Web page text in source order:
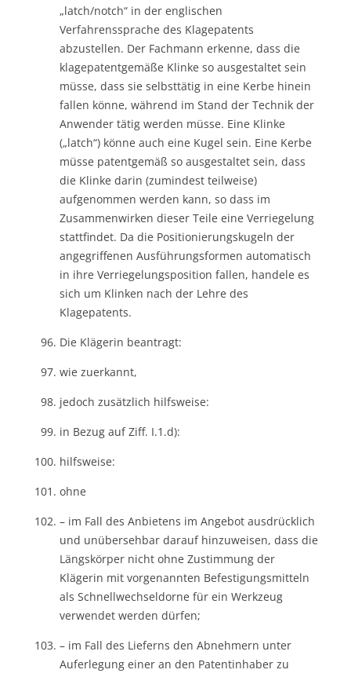
„latch/notch“ in der englischen
Verfahrenssprache des Klagepatents
abzustellen. Der Fachmann erkenne, dass die
klagepatentgemäße Klinke so ausgestaltet sein
müsse, dass sie selbsttätig in eine Kerbe hinein
fallen könne, während im Stand der Technik der
Anwender tätig werden müsse. Eine Klinke
(„latch“) könne auch eine Kugel sein. Eine Kerbe
müsse patentgemäß so ausgestaltet sein, dass
die Klinke darin (zumindest teilweise)
aufgenommen werden kann, so dass im
Zusammenwirken dieser Teile eine Verriegelung
stattfindet. Da die Positionierungskugeln der
angegriffenen Ausführungsformen automatisch
in ihre Verriegelungsposition fallen, handele es
sich um Klinken nach der Lehre des
Klagepatents.
Die Klägerin beantragt:
wie zuerkannt,
jedoch zusätzlich hilfsweise:
in Bezug auf Ziff. I.1.d):
hilfsweise:
ohne
– im Fall des Anbietens im Angebot ausdrücklich
und unübersehbar darauf hinzuweisen, dass die
Längskörper nicht ohne Zustimmung der
Klägerin mit vorgenannten Befestigungsmitteln
als Schnellwechseldorne für ein Werkzeug
verwendet werden dürfen;
– im Fall des Lieferns den Abnehmern unter
Auferlegung einer an den Patentinhaber zu